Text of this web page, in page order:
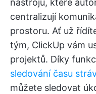
nástrojů, které
centralizují
prostoru. Ať už
tým, ClickUp vám
projektů. Díky
sledování času
můžete sledovat